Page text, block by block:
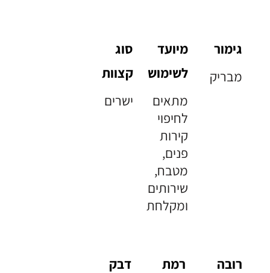
גימור
מבריק
מיועד
לשימוש
מתאים
לחיפוי
קירות
פנים,
מטבח,
שירותים
ומקלחת
סוג
קצוות
ישרים
רובה
רמת
דבק